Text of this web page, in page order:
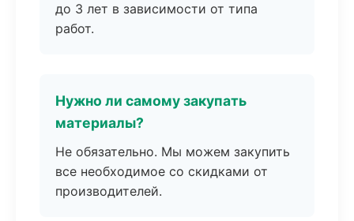
до 3 лет в зависимости от типа
работ.
Нужно ли самому закупать
материалы?
Не обязательно. Мы можем закупить
все необходимое со скидками от
производителей.